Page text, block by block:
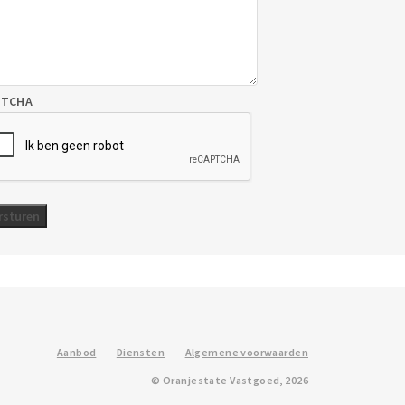
Aanbod Diensten Algemene voorwaarden
© Oranjestate Vastgoed, 2026